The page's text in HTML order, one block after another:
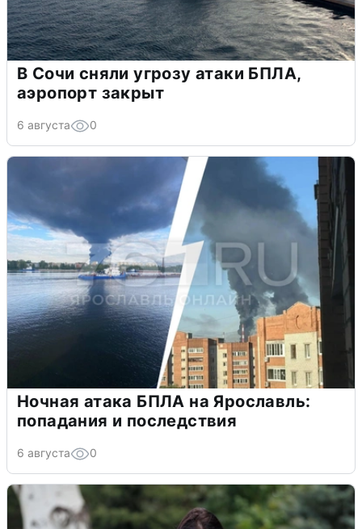
В Сочи сняли угрозу атаки БПЛА,
аэропорт закрыт
6 августа 0
Ночная атака БПЛА на Ярославль:
попадания и последствия
6 августа 0